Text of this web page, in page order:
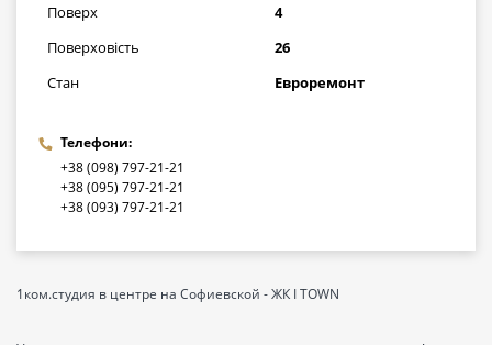
Поверх
4
Поверховість
26
Стан
Евроремонт
Телефони:
+38 (098) 797-21-21
+38 (095) 797-21-21
+38 (093) 797-21-21
1ком.студия в центре на Софиевской - ЖК I TOWN